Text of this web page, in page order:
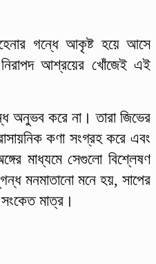
গন্ধে আকৃষ্ট হয়ে আসে
আশ্রয়ের খোঁজেই এই
অনুভব করে না। তারা জিভের
কণা সংগ্রহ করে এবং
মাধ্যমে সেগুলো বিশ্লেষণ
মনমাতানো মনে হয়, সাপের
মাত্র।